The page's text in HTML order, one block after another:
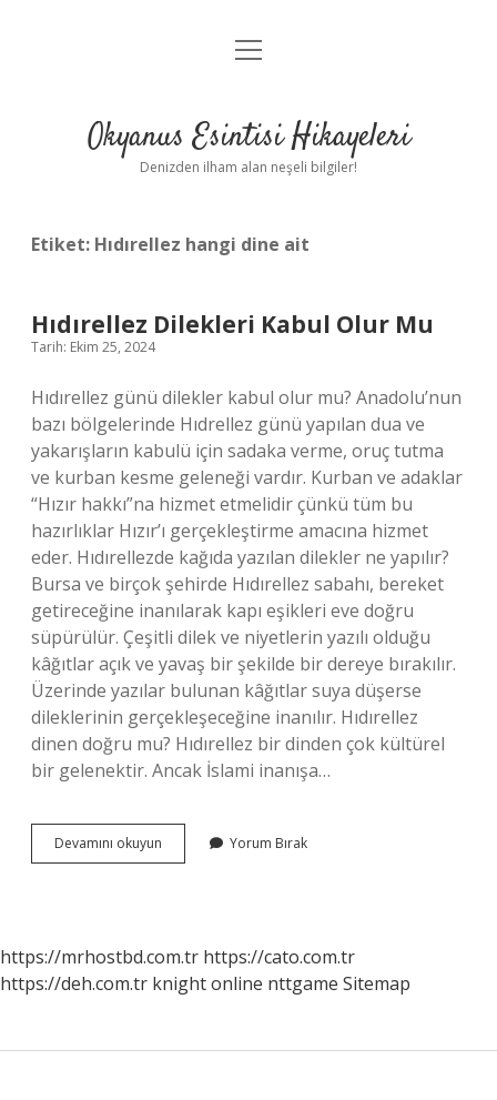
Anasayfa
Yasal Uyarı
menüyü
Okyanus Esintisi Hikayeleri
Denizden ilham alan neşeli bilgiler!
Etiket: Hıdırellez hangi dine ait
Hıdırellez Dilekleri Kabul Olur Mu
Tarih: Ekim 25, 2024
Hıdırellez günü dilekler kabul olur mu? Anadolu’nun
bazı bölgelerinde Hıdrellez günü yapılan dua ve
yakarışların kabulü için sadaka verme, oruç tutma
ve kurban kesme geleneği vardır. Kurban ve adaklar
“Hızır hakkı”na hizmet etmelidir çünkü tüm bu
hazırlıklar Hızır’ı gerçekleştirme amacına hizmet
eder. Hıdırellezde kağıda yazılan dilekler ne yapılır?
Bursa ve birçok şehirde Hıdırellez sabahı, bereket
getireceğine inanılarak kapı eşikleri eve doğru
süpürülür. Çeşitli dilek ve niyetlerin yazılı olduğu
kâğıtlar açık ve yavaş bir şekilde bir dereye bırakılır.
Üzerinde yazılar bulunan kâğıtlar suya düşerse
dileklerinin gerçekleşeceğine inanılır. Hıdırellez
dinen doğru mu? Hıdırellez bir dinden çok kültürel
bir gelenektir. Ancak İslami inanışa…
Devamını okuyun Hıdırellez
Dilekleri
Yorum Bırak
https://mrhostbd.com.tr https://cato.com.tr
https://deh.com.tr knight online nttgame Sitemap